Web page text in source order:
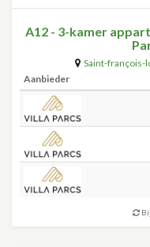
A12 - 3-kamer
Saint-françois-
Aanbieder